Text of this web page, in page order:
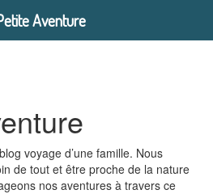
voyage d’une famille. Nous
de tout et être proche de la nature
nos aventures à travers ce
Aventure